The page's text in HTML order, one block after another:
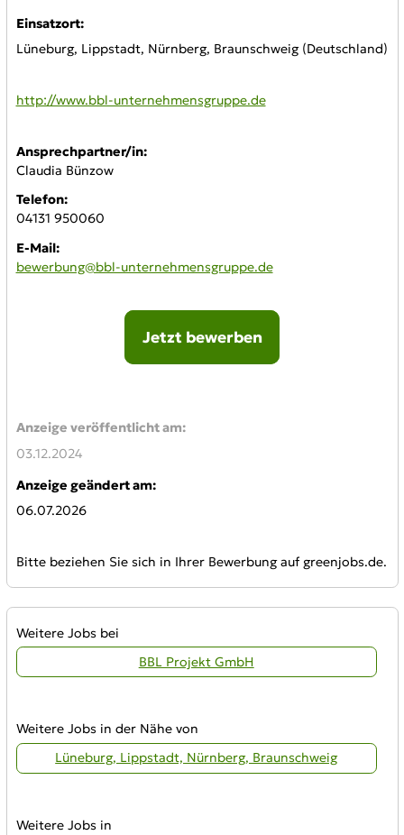
Einsatzort:
Lüneburg, Lippstadt, Nürnberg, Braunschweig (Deutschland)
WWW:
http://www.bbl-unternehmensgruppe.de
Ansprechpartner/in:
Claudia Bünzow
Telefon:
04131 950060
E-Mail:
bewerbung@bbl-unternehmensgruppe.de
Jetzt bewerben
Anzeige veröffentlicht am:
03.12.2024
Anzeige geändert am:
06.07.2026
Bitte beziehen Sie sich in Ihrer Bewerbung auf greenjobs.de.
Weitere Jobs bei
BBL Projekt GmbH
Weitere Jobs in der Nähe von
Lüneburg, Lippstadt, Nürnberg, Braunschweig
Weitere Jobs in